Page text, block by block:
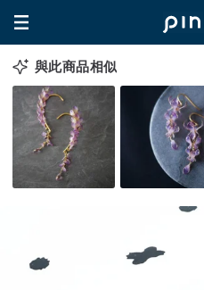
與此商品相似